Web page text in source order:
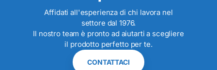
Affidati all'esperienza di chi lavora nel
settore dal 1976.
Il nostro team è pronto ad aiutarti a scegliere
il prodotto perfetto per te.
CONTATTACI